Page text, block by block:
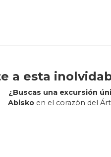
a esta
¿Buscas una excursión
Abiskoen el corazón del